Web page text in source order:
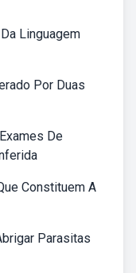
Linguagem
Por Duas
De
Constituem A
Parasitas